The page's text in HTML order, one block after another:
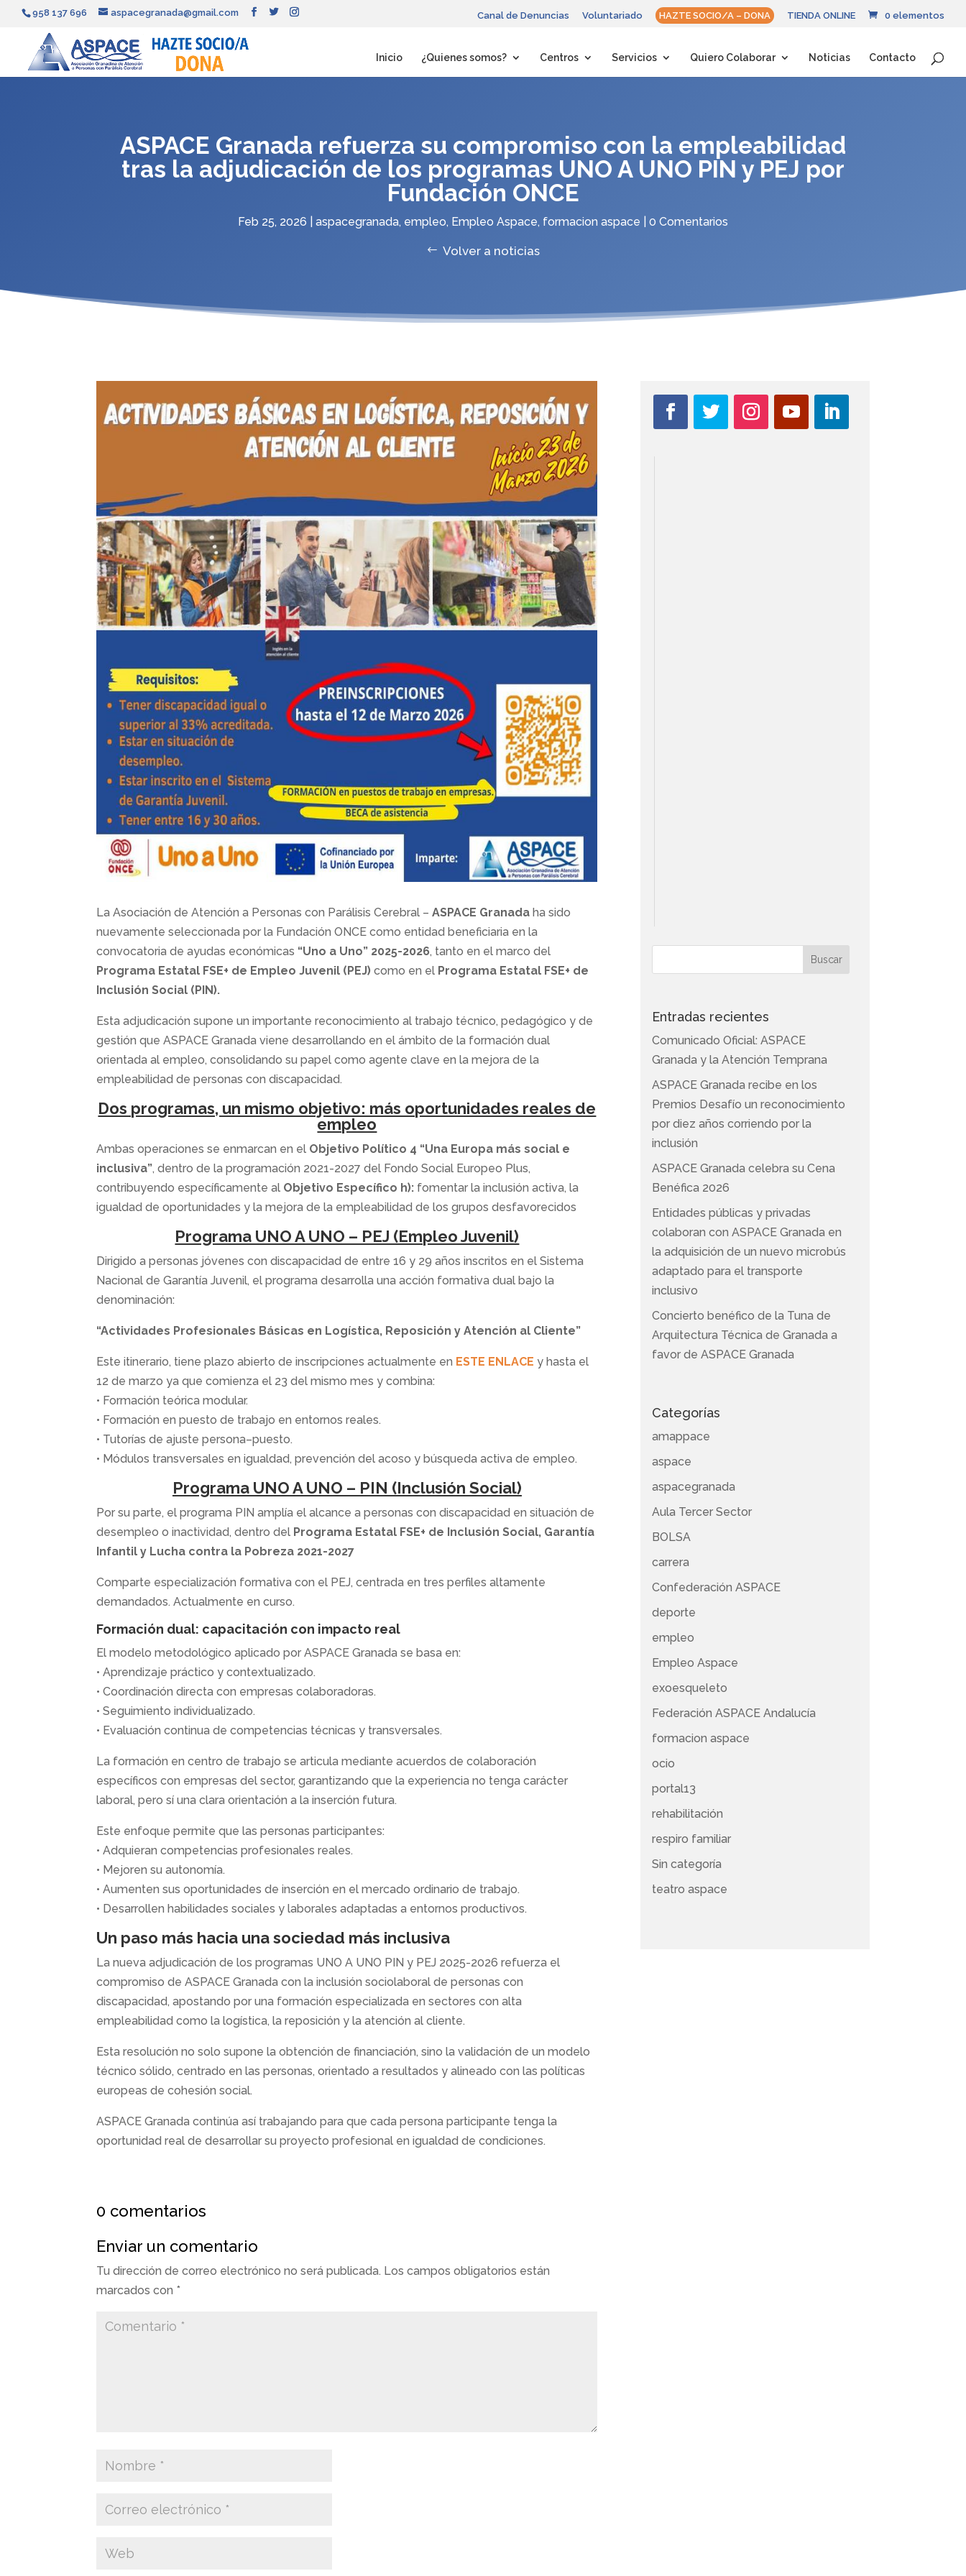
958 137 696 aspacegranada@gmail.com Canal de Denuncias Voluntariado HAZTE SOCIO/A – DONA TIENDA ONLINE 0 elementos
Inicio ¿Quienes somos? Centros Servicios Quiero Colaborar Noticias Contacto
ASPACE Granada refuerza su compromiso con la empleabilidad
tras la adjudicación de los programas UNO A UNO PIN y PEJ por
Fundación ONCE
Feb 25, 2026 aspacegranada, empleo, Empleo Aspace, formacion aspace 0 Comentarios
Volver a noticias
La Asociación de Atención a Personas con Parálisis Cerebral –ASPACE Granada ha sido
nuevamente seleccionada por la Fundación ONCE como entidad beneficiaria en la
convocatoria de ayudas económicas “Uno a Uno” 2025-2026, tanto en el marco del
Programa Estatal FSE+ de Empleo Juvenil (PEJ) como en el Programa Estatal FSE+ de
Inclusión Social (PIN).
Esta adjudicación supone un importante reconocimiento al trabajo técnico, pedagógico y de
gestión que ASPACE Granada viene desarrollando en el ámbito de la formación dual
orientada al empleo, consolidando su papel como agente clave en la mejora de la
empleabilidad de personas con discapacidad.
Dos programas, un mismo objetivo: más oportunidades reales de
empleo
Ambas operaciones se enmarcan en el Objetivo Político 4 “Una Europa más social e
inclusiva”, dentro de la programación 2021-2027 del Fondo Social Europeo Plus,
contribuyendo específicamente al Objetivo Específico h): fomentar la inclusión activa, la
igualdad de oportunidades y la mejora de la empleabilidad de los grupos desfavorecidos
Programa UNO A UNO – PEJ (Empleo Juvenil)
Dirigido a personas jóvenes con discapacidad de entre 16 y 29 años inscritos en el Sistema
Nacional de Garantía Juvenil, el programa desarrolla una acción formativa dual bajo la
denominación:
“Actividades Profesionales Básicas en Logística, Reposición y Atención al Cliente”
Este itinerario, tiene plazo abierto de inscripciones actualmente en ESTE ENLACE y hasta el
12 de marzo ya que comienza el 23 del mismo mes y combina:
• Formación teórica modular.
• Formación en puesto de trabajo en entornos reales.
• Tutorías de ajuste persona–puesto.
• Módulos transversales en igualdad, prevención del acoso y búsqueda activa de empleo.
Programa UNO A UNO – PIN (Inclusión Social)
Por su parte, el programa PIN amplía el alcance a personas con discapacidad en situación de
desempleo o inactividad, dentro del Programa Estatal FSE+ de Inclusión Social, Garantía
Infantil y Lucha contra la Pobreza 2021-2027
Comparte especialización formativa con el PEJ, centrada en tres perfiles altamente
demandados. Actualmente en curso.
Formación dual: capacitación con impacto real
El modelo metodológico aplicado por ASPACE Granada se basa en:
• Aprendizaje práctico y contextualizado.
• Coordinación directa con empresas colaboradoras.
• Seguimiento individualizado.
• Evaluación continua de competencias técnicas y transversales.
La formación en centro de trabajo se articula mediante acuerdos de colaboración
específicos con empresas del sector, garantizando que la experiencia no tenga carácter
laboral, pero sí una clara orientación a la inserción futura.
Este enfoque permite que las personas participantes:
• Adquieran competencias profesionales reales.
• Mejoren su autonomía.
• Aumenten sus oportunidades de inserción en el mercado ordinario de trabajo.
• Desarrollen habilidades sociales y laborales adaptadas a entornos productivos.
Un paso más hacia una sociedad más inclusiva
La nueva adjudicación de los programas UNO A UNO PIN y PEJ 2025-2026 refuerza el
compromiso de ASPACE Granada con la inclusión sociolaboral de personas con
discapacidad, apostando por una formación especializada en sectores con alta
empleabilidad como la logística, la reposición y la atención al cliente.
Esta resolución no solo supone la obtención de financiación, sino la validación de un modelo
técnico sólido, centrado en las personas, orientado a resultados y alineado con las políticas
europeas de cohesión social.
ASPACE Granada continúa así trabajando para que cada persona participante tenga la
oportunidad real de desarrollar su proyecto profesional en igualdad de condiciones.
0 comentarios
Enviar un comentario
Tu dirección de correo electrónico no será publicada. Los campos obligatorios están
marcados con *
Entradas recientes
Comunicado Oficial: ASPACE
Granada y la Atención Temprana
ASPACE Granada recibe en los
Premios Desafío un reconocimiento
por diez años corriendo por la
inclusión
ASPACE Granada celebra su Cena
Benéfica 2026
Entidades públicas y privadas
colaboran con ASPACE Granada en
la adquisición de un nuevo microbús
adaptado para el transporte
inclusivo
Concierto benéfico de la Tuna de
Arquitectura Técnica de Granada a
favor de ASPACE Granada
Categorías
amappace
aspace
aspacegranada
Aula Tercer Sector
BOLSA
carrera
Confederación ASPACE
deporte
empleo
Empleo Aspace
exoesqueleto
Federación ASPACE Andalucía
formacion aspace
ocio
portal13
rehabilitación
respiro familiar
Sin categoría
teatro aspace